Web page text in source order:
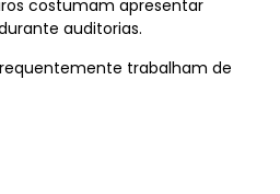
costumam apresentar
auditorias.
trabalham de